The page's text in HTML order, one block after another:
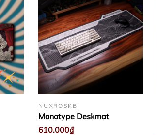
NUXROSKB
Monotype Deskmat
610.000₫